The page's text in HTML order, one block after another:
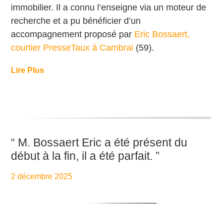
immobilier. Il aconnu l’enseigne via un moteur de
recherche et a pu bénéficier d’un
accompagnement proposé par Eric Bossaert,
courtier PresseTaux à Cambrai (59).
Lire Plus
“ M. Bossaert Eric a été présent du
début à la fin, il a été parfait. ”
2 décembre 2025